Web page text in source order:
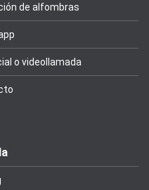
de alfombras
o videollamada